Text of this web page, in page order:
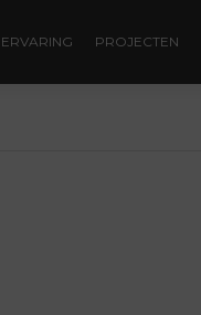
ERVARING PROJECTEN